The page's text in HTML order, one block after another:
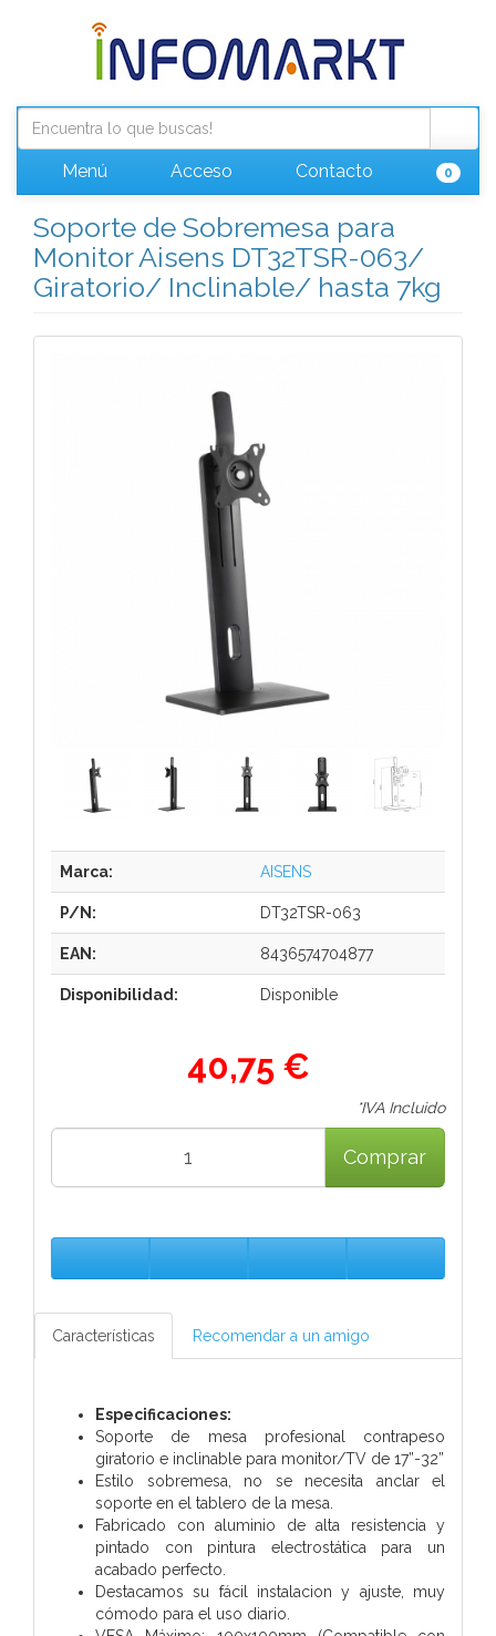
Menú Acceso Contacto 0
Soporte de Sobremesa para
Monitor Aisens DT32TSR-063/
Giratorio/ Inclinable/ hasta 7kg
Marca: AISENS
P/N: DT32TSR-063
EAN: 8436574704877
Disponibilidad: Disponible
40,75 €
*IVA Incluido
Comprar
Características Recomendar a un amigo
Especificaciones:
Soporte de mesa profesional contrapeso
giratorio e inclinable para monitor/TV de 17”-32”
Estilo sobremesa, no se necesita anclar el
soporte en el tablero de la mesa.
Fabricado con aluminio de alta resistencia y
pintado con pintura electrostática para un
acabado perfecto.
Destacamos su fácil instalacion y ajuste, muy
cómodo para el uso diario.